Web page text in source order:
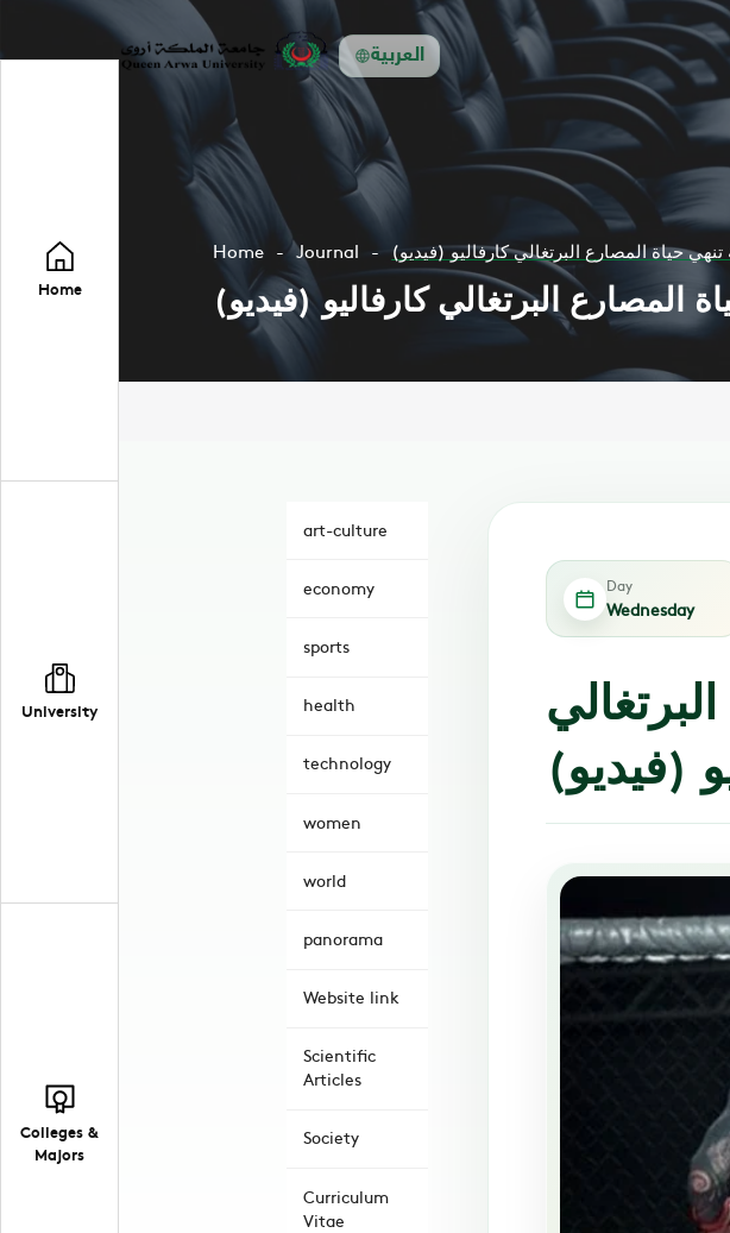
العربية
Home
University
Colleges &
Majors
Home Journal حياة المصارع البرتغالي كارفاليو (فيديو)
المصارع البرتغالي كارفاليو (فيديو)
art-culture
economy
sports
health
technology
women
world
panorama
Website link
Scientific
Articles
Society
Curriculum
Vitae
Day
Wednesday
(فيديو)